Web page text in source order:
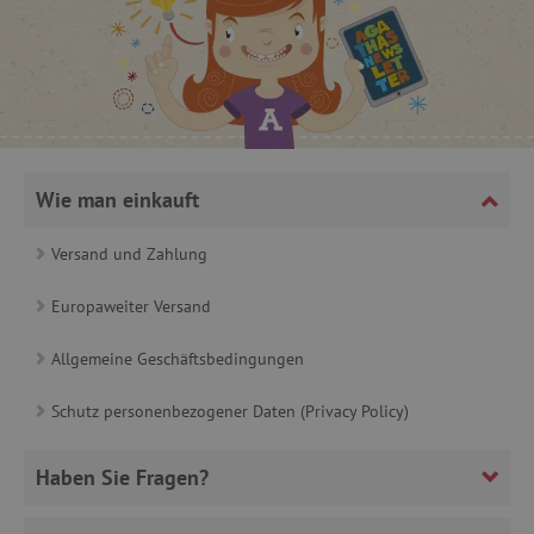
Wie man einkauft
Versand und Zahlung
Europaweiter Versand
Allgemeine Geschäftsbedingungen
Schutz personenbezogener Daten (Privacy Policy)
Haben Sie Fragen?
_lb .agathaswelt.de
_lb_ccc .agathaswelt.de
product_filter_remember
_sp_ses.ab3e
www.agathaswelt.de